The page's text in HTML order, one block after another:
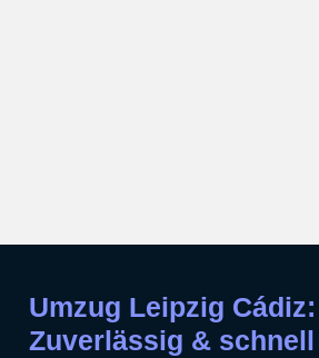
Umzug Leipzig Cádiz:
Zuverlässig & schnell